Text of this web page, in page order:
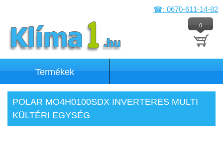
☎: 0670-611-14-82
0
Termékek
POLAR MO4H0100SDX INVERTERES MULTI
KÜLTÉRI EGYSÉG